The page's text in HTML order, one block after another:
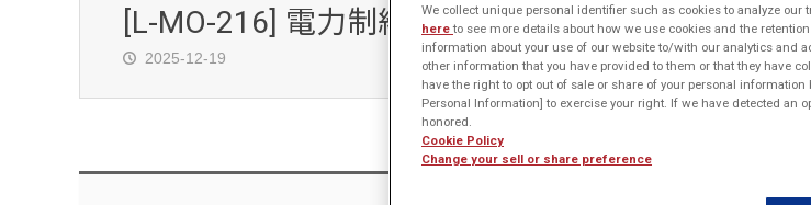
[L-MO-216] 電力制約を考慮して効率マップを評
2025-12-19
We collect unique personal identifier such as cookies to analyze our
hereto see more details about how we use cookies and the
information about your use of our website to/with our analytics and
other information that you have provided to them or that they have
have the right to opt out of sale or share of your personal information
Personal Information] to exercise your right. If we have detected an
honored.
Cookie Policy
Change your sell or share preference